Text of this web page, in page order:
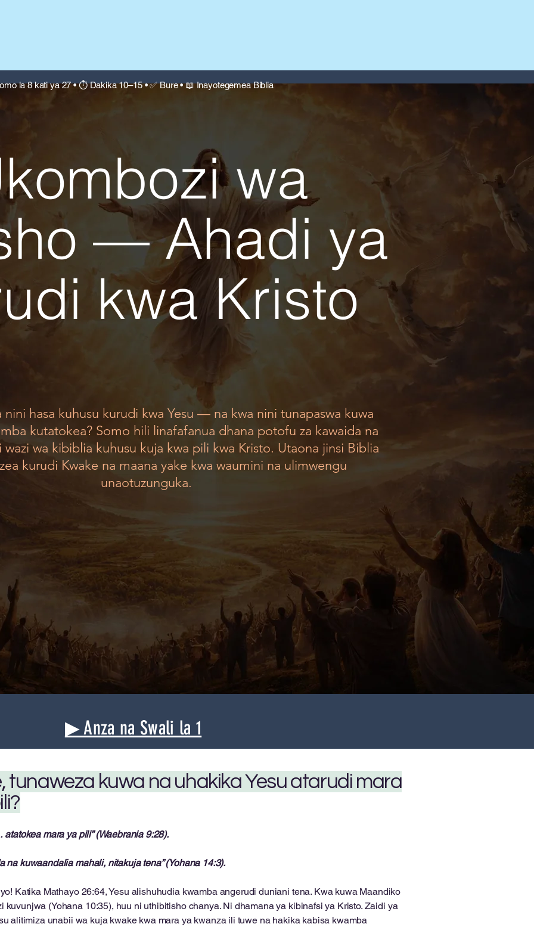
Somo la 6:
katika Stone!
la 8 kati ya 27 • ⏱ Dakika 10–15 • ✅ Bure • 📖 Inayotegemea Biblia
wa
— Ahadi ya
kwa Kristo
nini hasa kuhusu kurudi kwa Yesu — na kwa nini tunapaswa kuwa
kutatokea? Somo hili linafafanua dhana potofu za kawaida na
wa kibiblia kuhusu kuja kwa pili kwa Kristo. Utaona jinsi Biblia
kurudi Kwake na maana yake kwa waumini na ulimwengu
unaotuzunguka.
▶ Anza na Swali la 1
tunaweza kuwa na uhakika Yesu atarudi mara
atatokea mara ya pili” (Waebrania 9:28).
na kuwaandalia mahali, nitakuja tena” (Yohana 14:3).
Katika Mathayo 26:64, Yesu alishuhudia kwamba angerudi duniani tena. Kwa kuwa Maandiko
kuvunjwa (Yohana 10:35), huu ni uthibitisho chanya. Ni dhamana ya kibinafsi ya Kristo. Zaidi ya
alitimiza unabii wa kuja kwake kwa mara ya kwanza ili tuwe na hakika kabisa kwamba